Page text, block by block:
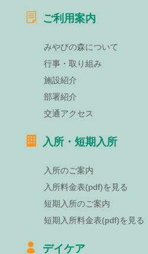
ご利用案内
みやびの森について
行事・取り組み
施設紹介
部署紹介
交通アクセス
入所・短期入所
入所のご案内
入所料金表(pdf)を見る
短期入所のご案内
短期入所料金表(pdf)を見る
デイケア